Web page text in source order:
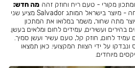
מקורי - טעם ריח וחוזק זהה מה חדש:
- עמיד יותר לחום - אריזה נוחה - מיוצר בישראל המותג Salvador מציע שני
מתה שחור, משמר במלואו את המתכון
עמיד לחום, חוזק קל, טעם עשיר ועשן סמיך.
על ידי הצוות המקצועי. כאן תמצאו
מיוחדים.